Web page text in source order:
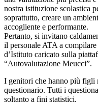
nostra istituzione scolastica
soprattutto, creare un
accogliente e performante.
Pertanto, si invitano
il personale ATA a
d’Istituto caricato sulla
“Autovalutazione Meucci”.
I genitori che hanno più figli
questionario. Tutti i
soltanto a fini statistici.